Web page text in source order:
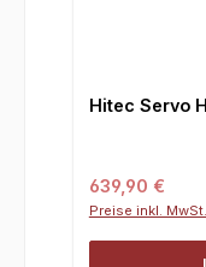
Hitec Servo
Regulärer Preis:
639,90 €
Preise inkl.